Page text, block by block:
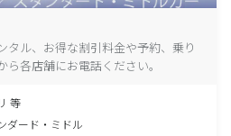
タル、お得な割引料金や予約、乗り
各店舗にお電話ください。
等
ダード・ミドル